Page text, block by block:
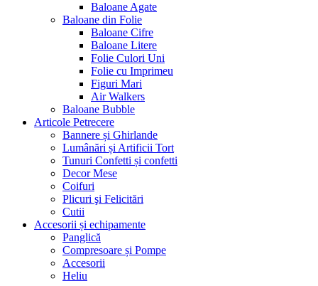
Baloane Agate
Baloane din Folie
Baloane Cifre
Baloane Litere
Folie Culori Uni
Folie cu Imprimeu
Figuri Mari
Air Walkers
Baloane Bubble
Articole Petrecere
Bannere și Ghirlande
Lumânări și Artificii Tort
Tunuri Confetti și confetti
Decor Mese
Coifuri
Plicuri şi Felicitări
Cutii
Accesorii și echipamente
Panglică
Compresoare și Pompe
Accesorii
Heliu